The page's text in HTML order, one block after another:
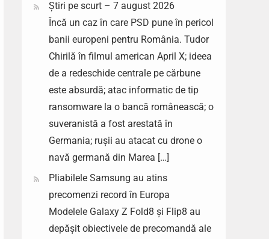
Știri pe scurt – 7 august 2026
Încă un caz în care PSD pune în pericol
banii europeni pentru România. Tudor
Chirilă în filmul american April X; ideea
de a redeschide centrale pe cărbune
este absurdă; atac informatic de tip
ransomware la o bancă românească; o
suveranistă a fost arestată în
Germania; rușii au atacat cu drone o
navă germană din Marea […]
Pliabilele Samsung au atins
precomenzi record în Europa
Modelele Galaxy Z Fold8 și Flip8 au
depășit obiectivele de precomandă ale